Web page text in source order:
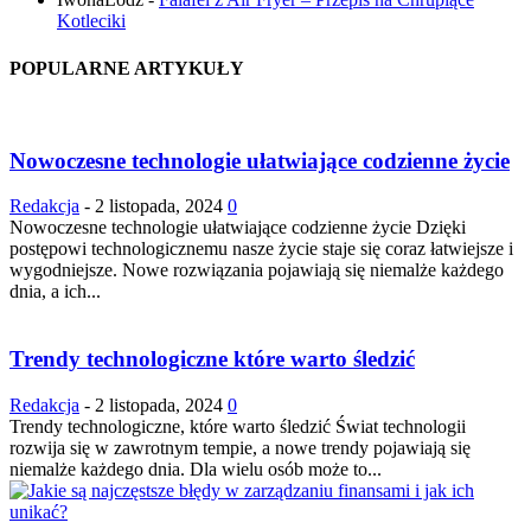
Kotleciki
POPULARNE ARTYKUŁY
Nowoczesne technologie ułatwiające codzienne życie
Redakcja - 2 listopada, 2024 0
Nowoczesne technologie ułatwiające codzienne życie Dzięki
postępowi technologicznemu nasze życie staje się coraz łatwiejsze i
wygodniejsze. Nowe rozwiązania pojawiają się niemalże każdego
dnia, a ich...
Trendy technologiczne które warto śledzić
Redakcja - 2 listopada, 2024 0
Trendy technologiczne, które warto śledzić Świat technologii
rozwija się w zawrotnym tempie, a nowe trendy pojawiają się
niemalże każdego dnia. Dla wielu osób może to...